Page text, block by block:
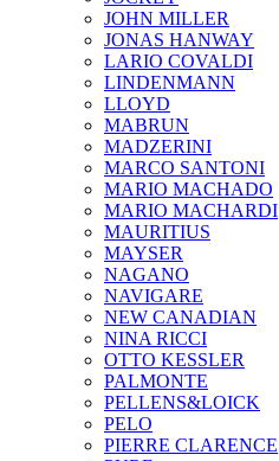
JOHN MILLER
JONAS HANWAY
LARIO COVALDI
LINDENMANN
LLOYD
MABRUN
MADZERINI
MARCO SANTONI
MARIO MACHADO
MARIO MACHARDI
MAURITIUS
MAYSER
NAGANO
NAVIGARE
NEW CANADIAN
NINA RICCI
OTTO KESSLER
PALMONTE
PELLENS&LOICK
PELO
PIERRE CLARENCE